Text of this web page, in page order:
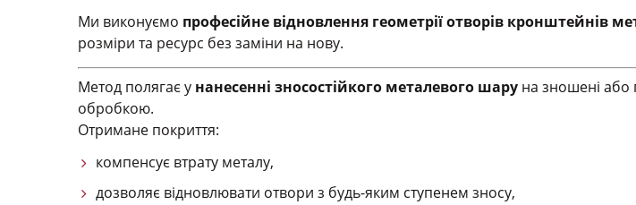
Ми виконуємо професійне відновлення геометрії отворів кронштейнів
розміри та ресурс без заміни на нову.
Метод полягає у нанесенні зносостійкого металевого шару на зношені або
обробкою.
Отримане покриття:
компенсує втрату металу,
дозволяє відновлювати отвори з будь-яким ступенем зносу,